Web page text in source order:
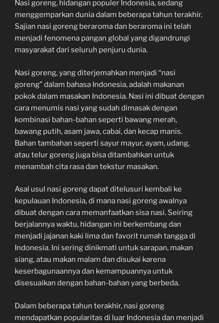
Nasi goreng, hidangan populer Indonesia, sedang
menggemparkan dunia dalam beberapa tahun terakhir.
Sajian nasi goreng beraroma dan beraroma ini telah
menjadi fenomena pangan global yang digandrungi
masyarakat dari seluruh penjuru dunia.
Nasi goreng, yang diterjemahkan menjadi “nasi
goreng” dalam bahasa Indonesia, adalah makanan
pokok dalam masakan Indonesia. Nasi ini dibuat dengan
cara menumis nasi yang sudah dimasak dengan
kombinasi bahan-bahan seperti bawang merah,
bawang putih, asam jawa, cabai, dan kecap manis.
Bahan tambahan seperti sayur mayur, ayam, udang,
atau telur goreng juga bisa ditambahkan untuk
menambah cita rasa dan tekstur masakan.
Asal usul nasi goreng dapat ditelusuri kembali ke
kepulauan Indonesia, di mana nasi goreng awalnya
dibuat dengan cara memanfaatkan sisa nasi. Seiring
berjalannya waktu, hidangan ini berkembang dan
menjadi jajanan kaki lima dan favorit rumah tangga di
Indonesia. Ini sering dinikmati untuk sarapan, makan
siang, atau makan malam dan disukai karena
keserbagunaannya dan kemampuannya untuk
disesuaikan dengan bahan-bahan yang berbeda.
Dalam beberapa tahun terakhir, nasi goreng
mendapatkan popularitas di luar Indonesia dan menjadi